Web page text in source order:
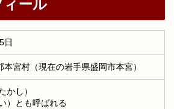
ィール
日
本宮村（現在の岩手県盛岡市本宮）
かし）
）とも呼ばれる